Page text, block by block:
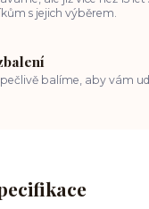
s jejich výběrem.
balíme, aby vám